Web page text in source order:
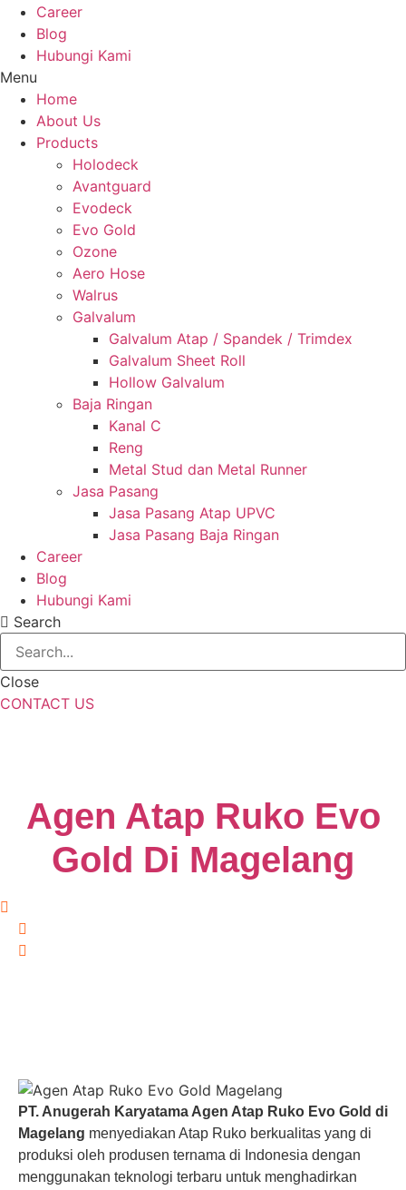
Career
Blog
Hubungi Kami
Menu
Home
About Us
Products
Holodeck
Avantguard
Evodeck
Evo Gold
Ozone
Aero Hose
Walrus
Galvalum
Galvalum Atap / Spandek / Trimdex
Galvalum Sheet Roll
Hollow Galvalum
Baja Ringan
Kanal C
Reng
Metal Stud dan Metal Runner
Jasa Pasang
Jasa Pasang Atap UPVC
Jasa Pasang Baja Ringan
Career
Blog
Hubungi Kami
Search
Close
CONTACT US
Agen Atap Ruko Evo
Gold Di Magelang
PT. Anugerah Karyatama Agen Atap Ruko Evo Gold di
Magelang menyediakan Atap Ruko berkualitas yang di
produksi oleh produsen ternama di Indonesia dengan
menggunakan teknologi terbaru untuk menghadirkan